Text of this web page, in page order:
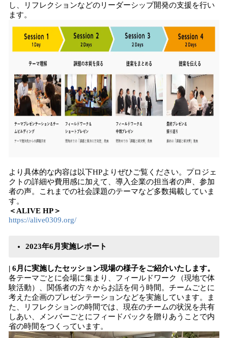
し、リフレクションなどのリーダーシップ開発の支援を行い
ます。
より具体的な内容は以下HPよりぜひご覧ください。プロジェ
クトの詳細や費用感に加えて、導入企業の担当者の声、参加
者の声。これまでの社会課題のテーマなど多数掲載していま
す。
＜ALIVE HP＞
https://alive0309.org/
2023年6月実施レポート
| 6月に実施したセッション現場の様子をご紹介いたします。
各テーマごとに会場に集まり、フィールドワーク（現地で体
験活動）、関係者の方々からお話を伺う時間。チームごとに
考えた企画のプレゼンテーションなどを実施しています。ま
た、リフレクションの時間では、現在のチームの状況を共有
しあい、メンバーごとにフィードバックを贈りあうことで内
省の時間をつくっています。